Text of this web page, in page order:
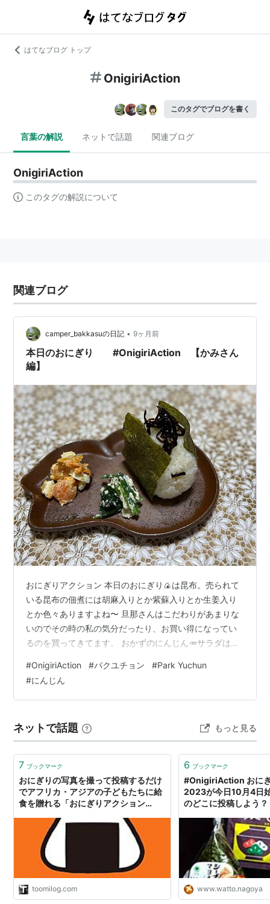
はてなブログ トップ
OnigiriAction
このタグでブログを書く
言葉の解説 ネットで話題 関連ブログ
OnigiriAction
このタグの解説について
関連ブログ
camper_bakkasuの日記 • 9ヶ月前
本日のおにぎり #OnigiriAction 【かみさん
編】
おにぎりアクション 本日のおにぎり🍙は昆布。売られて
いる昆布の佃煮には胡麻入りとか紫蘇入りとか生姜入り
とか色々ありますよね〜 旦那さんはこだわりがあまりな
いのでその時の私の気分だったり、お買い得になってい
るのを買ってきてます。 おかずのにんじん🥕サラダは先
かなかしっかりした大きい物がたくさん収獲できました
よ。 まだまだ畑にあるのでその都度掘ってこようと思い
ます。冬を越したにんじん🥕は糖分を蓄えてとっても甘
れてしまいそう😅 葉っぱがとにかく生き生きしてまし
た。 葉っぱの食べ方がよく分からず今回は捨…
#OnigiriAction #パクユチョン #Park Yuchun
#にんじん
ネットで話題 もっと見る
7 ブックマーク
おにぎりの写真を撮って投稿するだけ
でアフリカ・アジアの子どもたちに給
食を贈れる「おにぎりアクション
toomilog.com
6 ブックマーク
#OnigiriAction おに
2023が今日10月4日
のどこに投稿しよう
www.watto.nagoya